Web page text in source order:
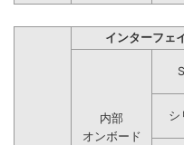
インターフェ
内部
オンボード
シ